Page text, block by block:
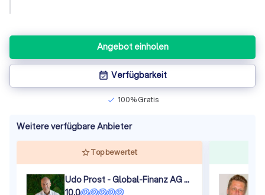
Angebot einholen
event_available Verfügbarkeit
check 100% Gratis
Weitere verfügbare Anbieter
Top bewertet
Udo Prost - Global-Finanz AG - Regionaldirektion Siegen
10,0